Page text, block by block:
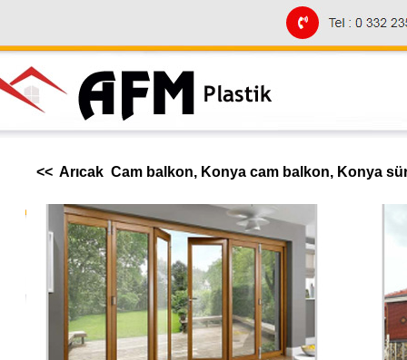
<< Arıcak Cam balkon, Konya cam balkon, Konya